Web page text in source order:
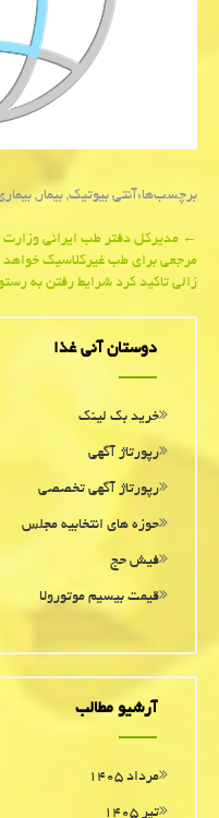
برچسب‌ها:آنتی بیوتیك,بیمار,بیماری
Post
navigation
←مدیركل دفتر طب ایرانی وزارت
مرجعی برای طب غیركلاسیك خواهد
زالی تاكید كرد شرایط رفتن به
دوستان آنی غذا
خرید بک لینک
رپورتاژ آگهی
رپورتاژ آگهی تخصصی
حوزه های انتخابیه مجلس
فیش حج
قیمت بیسیم موتورولا
آرشیو مطالب
مرداد ۱۴۰۵
تیر ۱۴۰۵